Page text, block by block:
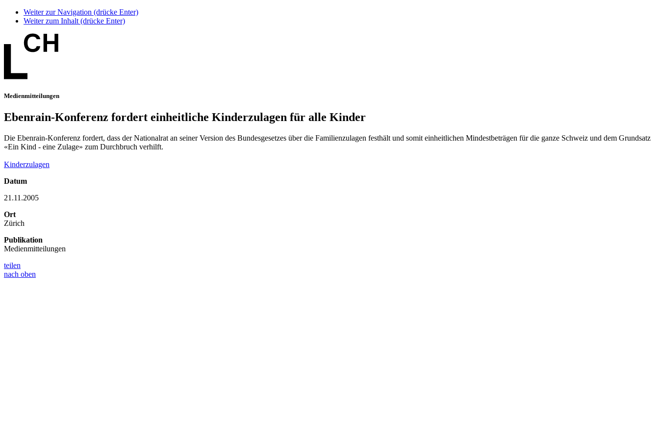
Weiter zur Navigation (drücke Enter)
Weiter zum Inhalt (drücke Enter)
Medienmitteilungen
Ebenrain-Konferenz fordert einheitliche Kinderzulagen für alle Kinder
Die Ebenrain-Konferenz fordert, dass der Nationalrat an seiner Version des Bundesgesetzes über die Familienzulagen festhält und somit einheitlichen Mindestbeträgen für die ganze Schweiz und dem Grundsatz
«Ein Kind - eine Zulage» zum Durchbruch verhilft.
Kinderzulagen
Datum
21.11.2005
Ort
Zürich
Publikation
Medienmitteilungen
teilen
nach oben